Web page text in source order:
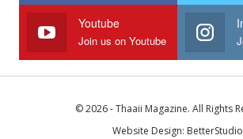
Youtube
Join us on Youtube
© 2026 - Thaaii Magazine. All Rights
Website Design: BetterStudio